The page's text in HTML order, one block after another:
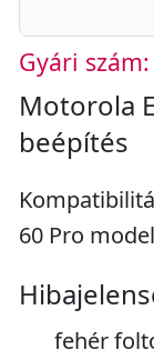
Gyári szám:
Motorola
beépítés
60 Pro
fehér